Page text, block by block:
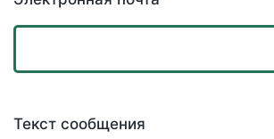
Текст сообщения